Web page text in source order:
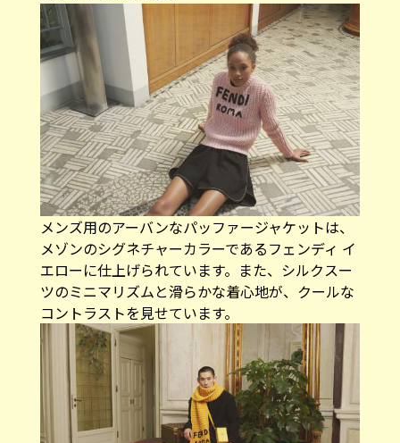
メンズ用のアーバンなパッファージャケットは、
メゾンのシグネチャーカラーであるフェンディ イ
エローに仕上げられています。また、シルクスー
ツのミニマリズムと滑らかな着心地が、クールな
コントラストを見せています。